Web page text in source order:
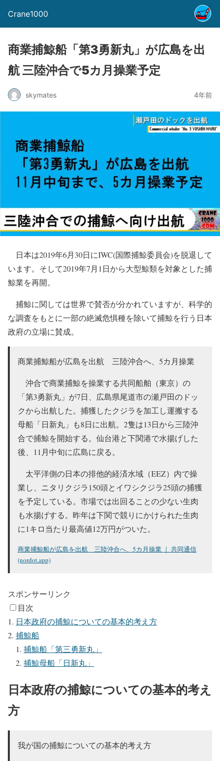
Crane1000
商業捕鯨船「第3勇新丸」が広島を出
航 三陸沖合で5カ月操業予定
skymates 4年前
日本は2019年6月30日にIWC(国際捕鯨委員会)を脱退して
います。そして2019年7月1日から大型鯨類を対象とした捕
鯨業を再開。
捕鯨に関しては世界で賛否が分かれていますが、科学的
な調査をもとに一部の絶滅危惧種を除いて捕鯨を行う日本
政府の立場に賛成。
商業捕鯨船が広島を出航 三陸沖合へ、5カ月操業
沖合で商業捕鯨を操業する共同船舶（東京）の
「第3勇新丸」が7日、広島県尾道市の瀬戸田のドッ
クから出航した。捕獲したクジラを加工し運搬する
母船「日新丸」も8日に出航。2隻は13日から三陸沖
合で捕鯨を開始する。仙台港と下関港で水揚げした
後、11月中旬に広島に戻る。
太平洋側の日本の排他的経済水域（EEZ）内で操
業し、ニタリクジラ150頭とイワシクジラ25頭の捕獲
を予定している。市場では出回ることの少ない生肉
も水揚げする。昨年は下関で競りにかけられた生肉
に1キロ当たり最高値12万円がついた。
商業捕鯨船が広島を出航 三陸沖合へ、5カ月操業 ｜ 共同通信
(nordot.app)
スポンサーリンク
目次
日本政府の捕鯨についての基本的考え方
捕鯨船
捕鯨船「第三勇新丸」
捕鯨母船「日新丸」
日本政府の捕鯨についての基本的考え
方
我が国の捕鯨についての基本的考え方